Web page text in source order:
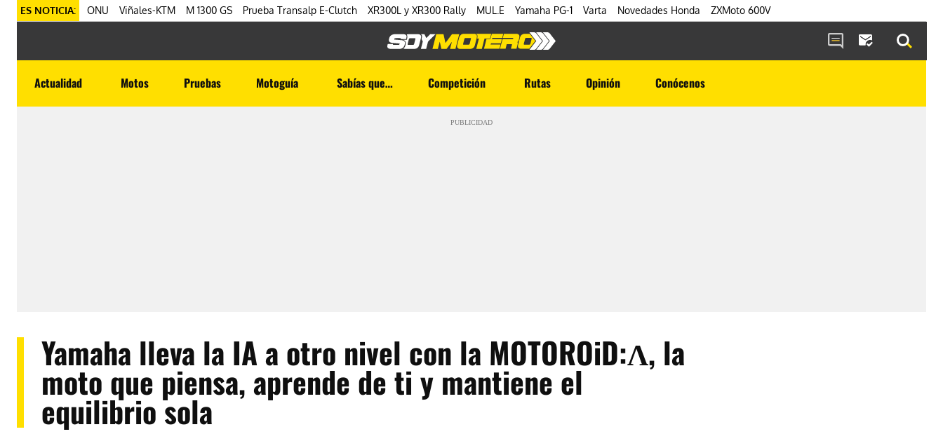
ES NOTICIA: ONU Viñales-KTM M 1300 GS Prueba Transalp E-Clutch XR300L y XR300 Rally MUL.E Yamaha PG-1 Varta Novedades Honda ZXMoto 600V
Actualidad Motos Pruebas Motoguía Sabías que… Competición Rutas Opinión Conócenos
PUBLICIDAD
Yamaha lleva la IA a otro nivel con la MOTOROiD:Λ, la
moto que piensa, aprende de ti y mantiene el
equilibrio sola